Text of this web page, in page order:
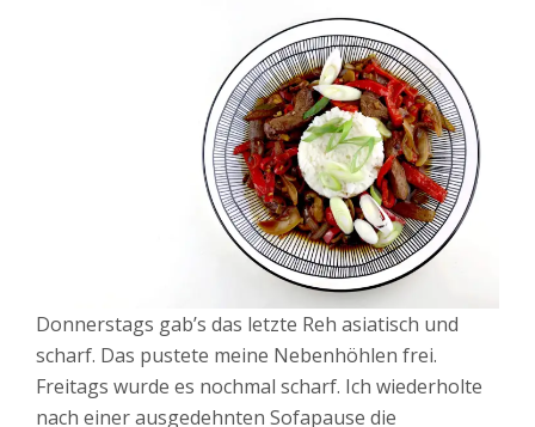
Donnerstags gab’s das letzte Reh asiatisch und
scharf. Das pustete meine Nebenhöhlen frei.
Freitags wurde es nochmal scharf. Ich wiederholte
nach einer ausgedehnten Sofapause die